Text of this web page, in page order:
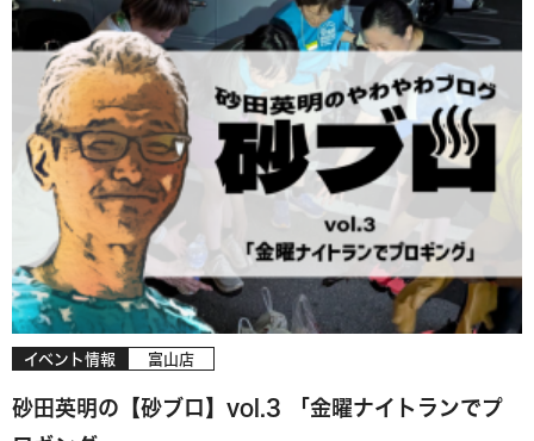
イベント情報 富山店
砂田英明の【砂ブロ】vol.3 「金曜ナイトランでプ